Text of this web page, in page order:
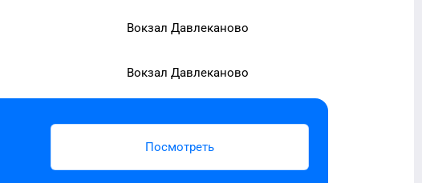
Вокзал Давлеканово
Вокзал Давлеканово
Посмотреть